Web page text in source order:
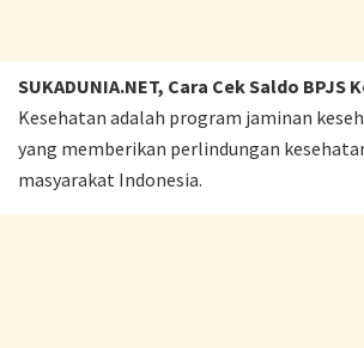
SUKADUNIA.NET, Cara Cek Saldo BPJS
Kesehatan adalah program jaminan
yang memberikan perlindungan
masyarakat Indonesia.